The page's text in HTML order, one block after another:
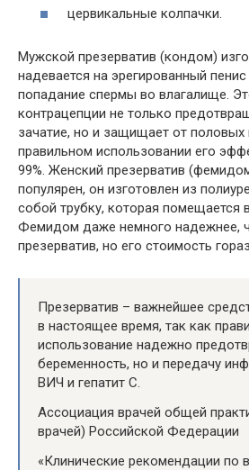
цервикальные колпачки.
Мужской презерватив (кондом)
надевается на эрегированный
попадание спермы во влагалище.
контрацепции не только
зачатие, но и защищает от
правильном использовании его
99%. Женский презерватив
популярен, он изготовлен из
собой трубку, которая помещается
Фемидом даже немного надежнее,
презерватив, но его стоимость
Презерватив – важнейшее
в настоящее время, так как
использование надежно
беременность, но и передачу
ВИЧ и гепатит С.
Ассоциация врачей общей
врачей) Российской Федерации
«Клинические рекомендации по